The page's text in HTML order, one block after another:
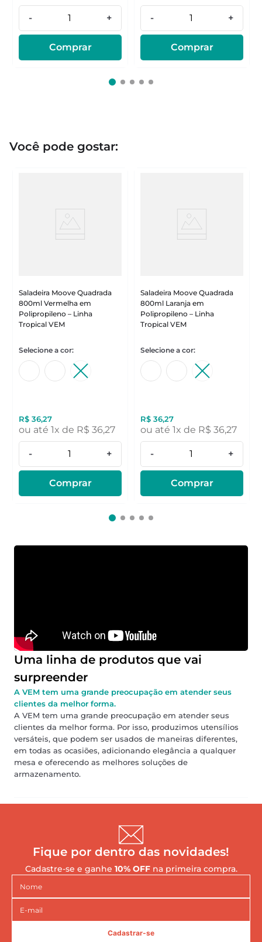
- +
Comprar
- +
Comprar
Você pode gostar:
Saladeira Moove Quadrada
800ml Vermelha em
Polipropileno – Linha
Tropical VEM
R$ 36,27
ou até 1x de R$ 36,27
- +
Comprar
Saladeira Moove Quadrada
800ml Laranja em
Polipropileno – Linha
Tropical VEM
R$ 36,27
ou até 1x de R$ 36,27
- +
Comprar
Uma linha de produtos que vai
surpreender
A VEM tem uma grande preocupação em atender seus
clientes da melhor forma.
A VEM tem uma grande preocupação em atender seus
clientes da melhor forma. Por isso, produzimos utensílios
versáteis, que podem ser usados de maneiras diferentes,
em todas as ocasiões, adicionando elegância a qualquer
mesa e oferecendo as melhores soluções de
armazenamento.
Fique por dentro das novidades!
Cadastre-se e ganhe 10% OFFna primeira compra.
Cadastrar-se